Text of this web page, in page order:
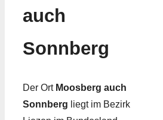
auch
Sonnberg
Der Ort Moosberg auch
Sonnberg liegt im Bezirk